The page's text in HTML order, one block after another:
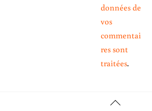
données de
vos
commentai
res sont
traitées.
Back